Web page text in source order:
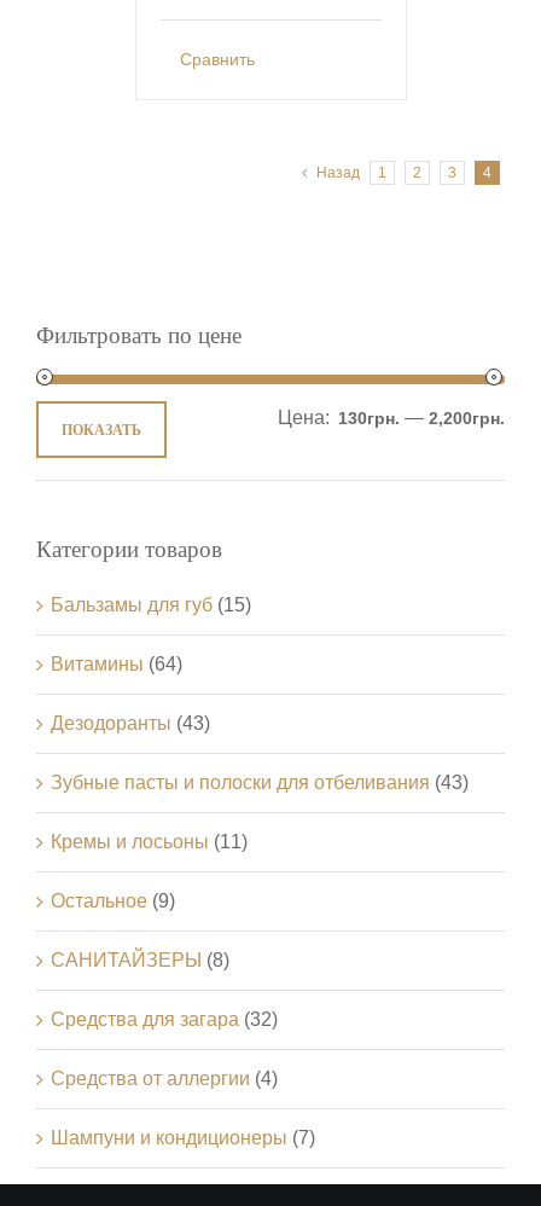
Сравнить
Назад 1 2 3 4
Фильтровать по цене
ПОКАЗАТЬ
Цена: 130грн. — 2,200грн.
Категории товаров
Бальзамы для губ (15)
Витамины (64)
Дезодоранты (43)
Зубные пасты и полоски для отбеливания (43)
Кремы и лосьоны (11)
Остальное (9)
САНИТАЙЗЕРЫ (8)
Средства для загара (32)
Средства от аллергии (4)
Шампуни и кондиционеры (7)